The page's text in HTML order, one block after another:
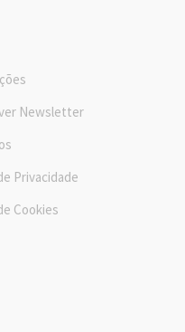
Newsletter
Privacidade
Cookies